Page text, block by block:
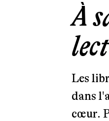
À
Les
dans
cœur.